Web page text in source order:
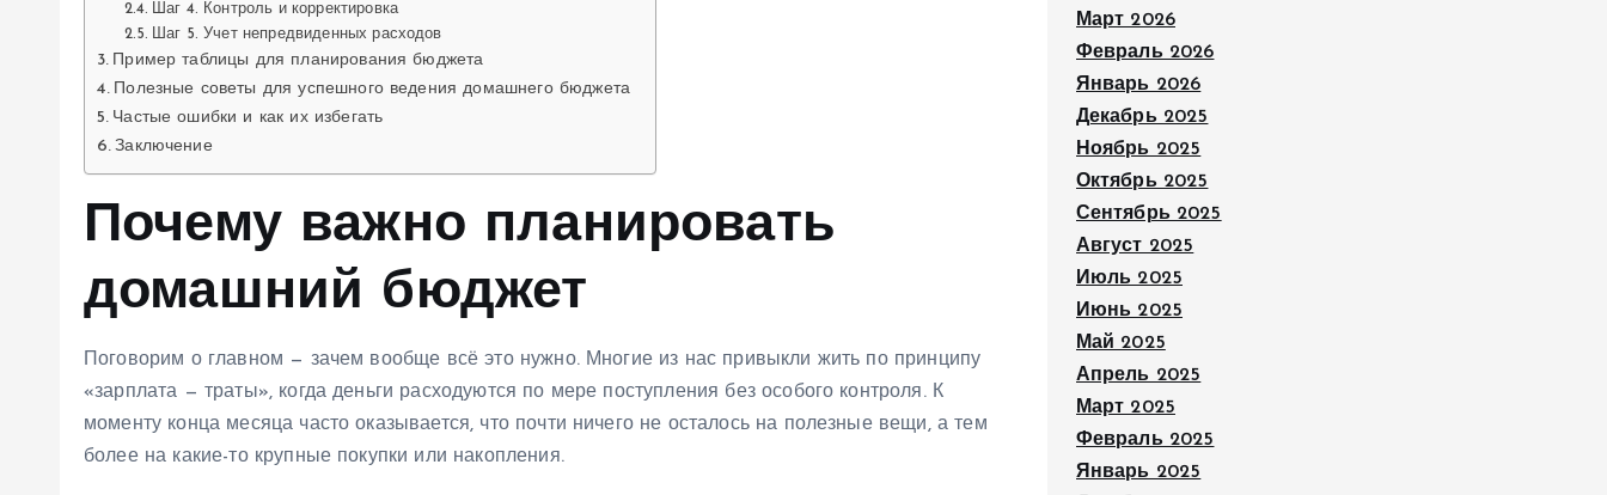
Шаг 4. Контроль и корректировка
Шаг 5. Учет непредвиденных расходов
Пример таблицы для планирования бюджета
Полезные советы для успешного ведения домашнего бюджета
Частые ошибки и как их избегать
Заключение
Почему важно планировать
домашний бюджет
Поговорим о главном — зачем вообще всё это нужно. Многие из нас привыкли жить по принципу
«зарплата — траты», когда деньги расходуются по мере поступления без особого контроля. К
моменту конца месяца часто оказывается, что почти ничего не осталось на полезные вещи, а тем
более на какие-то крупные покупки или накопления.
Март 2026
Февраль 2026
Январь 2026
Декабрь 2025
Ноябрь 2025
Октябрь 2025
Сентябрь 2025
Август 2025
Июль 2025
Июнь 2025
Май 2025
Апрель 2025
Март 2025
Февраль 2025
Январь 2025